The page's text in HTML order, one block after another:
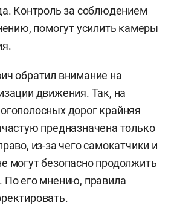
Контроль за соблюдением
помогут усилить камеры
обратил внимание на
движения. Так, на
дорог крайняя
предназначена только
из-за чего самокатчики и
могут безопасно продолжить
его мнению, правила